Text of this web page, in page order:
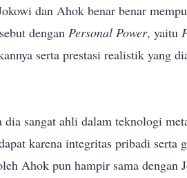
dan Ahok benar benar
dengan Personal Power, yaitu
serta prestasi realistik yang
sangat ahli dalam teknologi
karena integritas pribadi serta
Ahok pun hampir sama dengan